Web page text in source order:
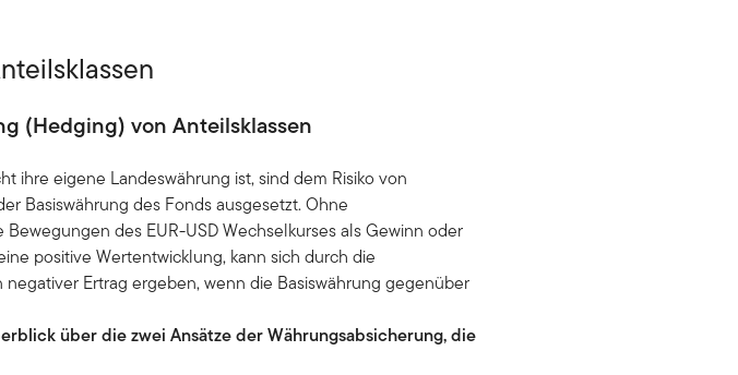
(Hedging) von Anteilsklassen
ihre eigene Landeswährung ist, sind dem Risiko von
Basiswährung des Fonds ausgesetzt. Ohne
des EUR-USD Wechselkurses als Gewinn oder
positive Wertentwicklung, kann sich durch die
Ertrag ergeben, wenn die Basiswährung gegenüber
über die zwei Ansätze der Währungsabsicherung, die